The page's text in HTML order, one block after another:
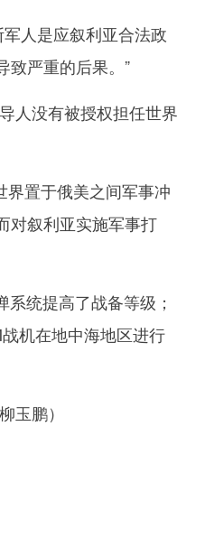
人是应叙利亚合法政
致严重的后果。”
没有被授权担任世界
置于俄美之间军事冲
对叙利亚实施军事打
统提高了战备等级；
机在地中海地区进行
鹏）